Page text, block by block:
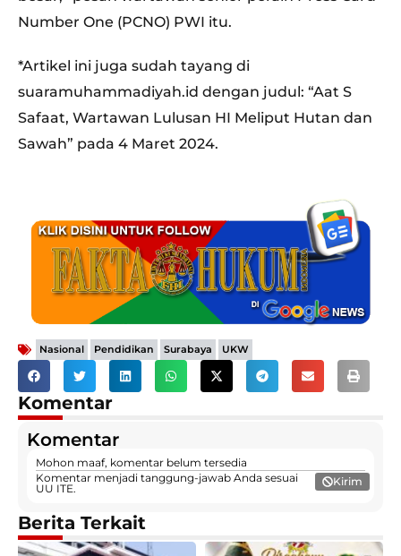
Number One (PCNO) PWI itu.
*Artikel ini juga sudah tayang di
suaramuhammadiyah.id dengan judul: “Aat S
Safaat, Wartawan Lulusan HI Meliput Hutan dan
Sawah” pada 4 Maret 2024.
Nasional Pendidikan Surabaya UKW
Komentar
Komentar
Mohon maaf, komentar belum tersedia
Komentar menjadi tanggung-jawab Anda sesuai
UU ITE.
Kirim
Berita Terkait